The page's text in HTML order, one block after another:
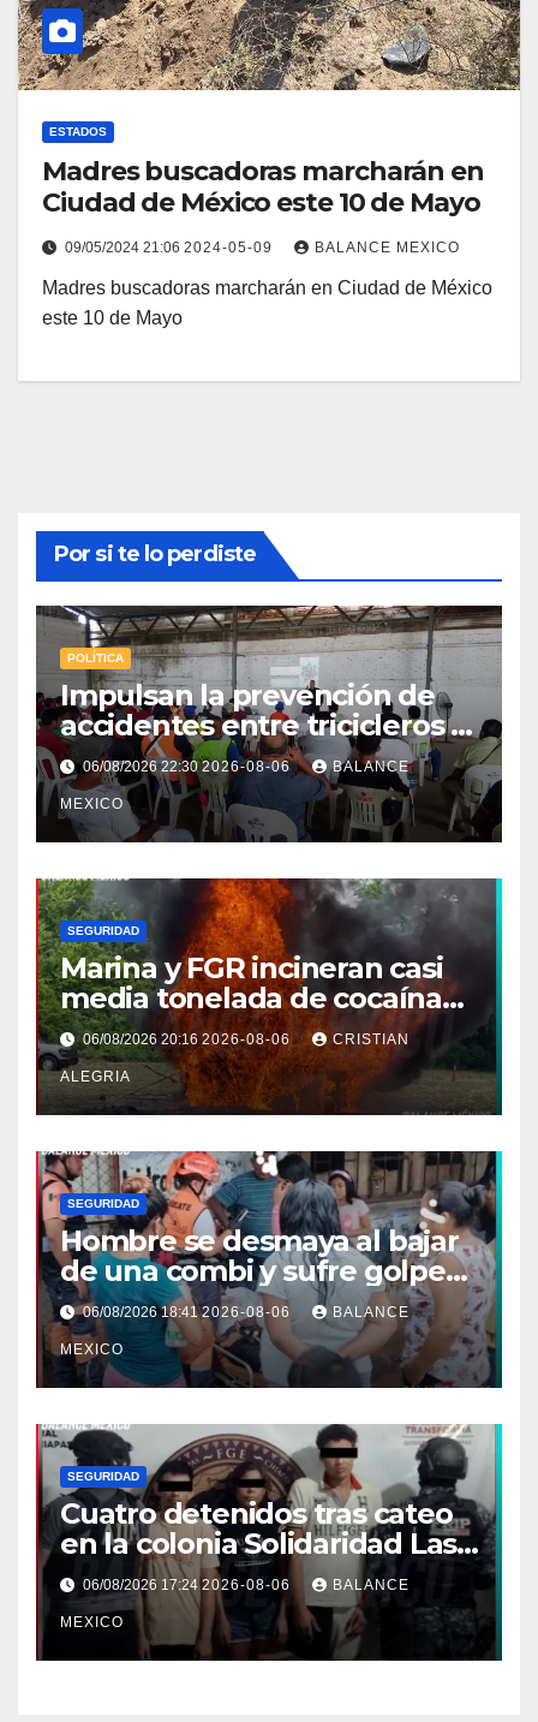
ESTADOS
Madres buscadoras marcharán en
Ciudad de México este 10 de Mayo
09/05/2024 21:06 2024-05-09 BALANCE MEXICO
Madres buscadoras marcharán en Ciudad de México
este 10 de Mayo ​
Por si te lo perdiste
POLÍTICA
Impulsan la prevención de
accidentes entre tricicleros y
mototriciclistas de Tapachula
06/08/2026 22:302026-08-06 BALANCE
MEXICO
SEGURIDAD
Marina y FGR incineran casi
media tonelada de cocaína
asegurada frente a las costas
de Chiapas
06/08/2026 20:16 2026-08-06 CRISTIAN
ALEGRIA
SEGURIDAD
Hombre se desmaya al bajar
de una combi y sufre golpe
en la cabeza en Tapachula
06/08/2026 18:412026-08-06 BALANCE
MEXICO
SEGURIDAD
Cuatro detenidos tras cateo
en la colonia Solidaridad Las
Vegas de Tapachula
06/08/2026 17:242026-08-06 BALANCE
MEXICO